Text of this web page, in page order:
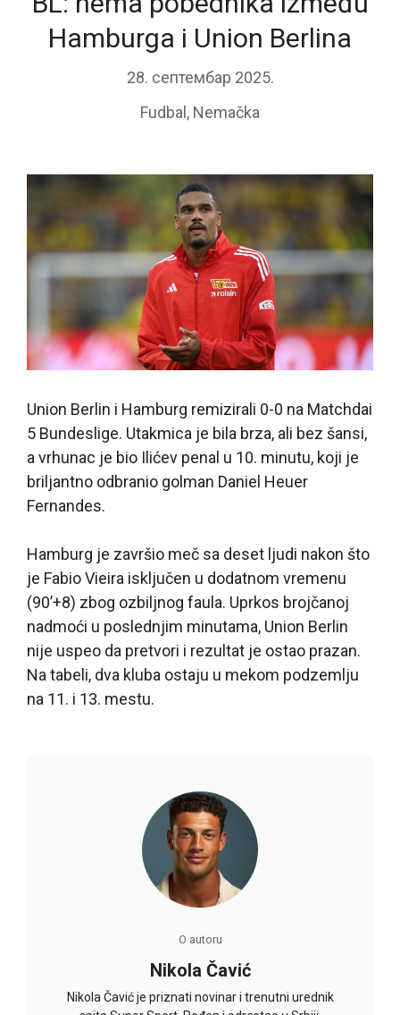
Hamburga i Union Berlina
28. септембар 2025.
Fudbal , Nemačka
Union Berlin i Hamburg remizirali 0-0 na Matchdai
5 Bundeslige. Utakmica je bila brza, ali bez šansi,
a vrhunac je bio Ilićev penal u 10. minutu, koji je
briljantno odbranio golman Daniel Heuer
Fernandes.
Hamburg je završio meč sa deset ljudi nakon što
je Fabio Vieira isključen u dodatnom vremenu
(90’+8) zbog ozbiljnog faula. Uprkos brojčanoj
nadmoći u poslednjim minutama, Union Berlin
nije uspeo da pretvori i rezultat je ostao prazan.
Na tabeli, dva kluba ostaju u mekom podzemlju
na 11. i 13. mestu.
O autoru
Nikola Čavić
Nikola Čavić je priznati novinar i trenutni urednik